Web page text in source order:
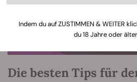
Die besten Tips für
Indem du auf ZUSTIMMEN & WEITER
du 18 Jahre oder